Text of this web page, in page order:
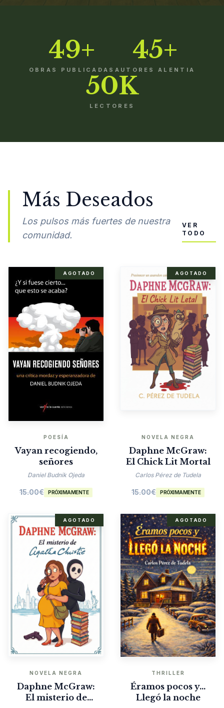
49+
OBRAS PUBLICADAS
45+
AUTORES ALENTIA
50K
LECTORES
Más Deseados
Los pulsos más fuertes de nuestra
comunidad.
VER
TODO
AGOTADO
POESÍA
Vayan recogiendo,
señores
Daniel Budnik Ojeda
15.00€ PRÓXIMAMENTE
AGOTADO
NOVELA NEGRA
Daphne McGraw:
El Chick Lit Mortal
Carlos Pérez de Tudela
15.00€ PRÓXIMAMENTE
AGOTADO
NOVELA NEGRA
Daphne McGraw:
El misterio de
AGOTADO
THRILLER
Éramos pocos y…
Llegó la noche